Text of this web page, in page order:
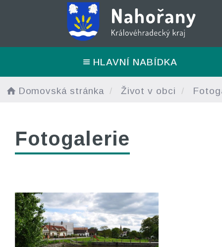
HLAVNÍ NABÍDKA
Domovská stránka Život v obci
Fotogalerie